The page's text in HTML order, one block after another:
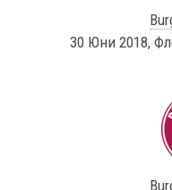
30 Юни 2018,